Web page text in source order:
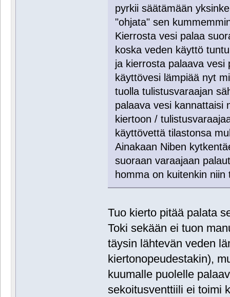
pyrkii säätämään
"ohjata" sen
Kierrosta vesi palaa
koska veden käyttö
ja kierrosta palaava vesi
käyttövesi lämpiää nyt
tuolla tulistusvaraajan
palaava vesi kannattaisi
kiertoon /
käyttövettä tilastonsa
Ainakaan Niben
suoraan varaajaan
homma on kuitenkin niin
Tuo kierto pitää palata
Toki sekään ei tuon
täysin lähtevän veden
kiertonopeudestakin),
kuumalle puolelle
sekoitusventtiili ei toimi